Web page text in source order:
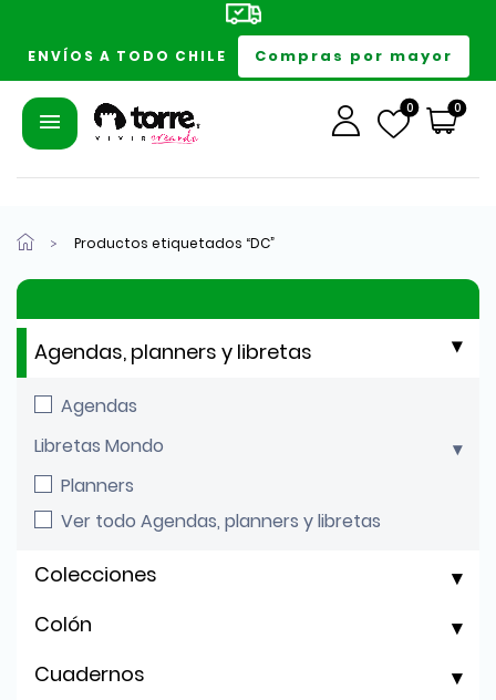
ENVÍOS A TODO CHILE Compras por mayor
0 0
Productos etiquetados “DC”
Agendas
Libretas Mondo
Planners
Ver todo Agendas, planners y libretas
Agendas, planners y libretas
Colecciones
Colón
Cuadernos